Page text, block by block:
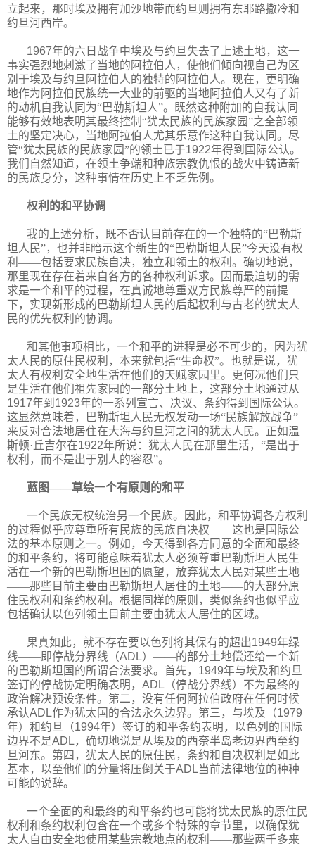
立起来，那时埃及拥有加沙地带而约旦则拥有东耶路撒冷和
约旦河西岸。
1967年的六日战争中埃及与约旦失去了上述土地，这一
事实强烈地刺激了当地的阿拉伯人，使他们倾向视自己为区
别于埃及与约旦阿拉伯人的独特的阿拉伯人。现在，更明确
地作为阿拉伯民族统一大业的前驱的当地阿拉伯人又有了新
的动机自我认同为“巴勒斯坦人”。既然这种附加的自我认同
能够有效地表明其最终控制“犹太民族的民族家园”之全部领
土的坚定决心，当地阿拉伯人尤其乐意作这种自我认同。尽
管“犹太民族的民族家园”的领土已于1922年得到国际公认。
我们自然知道，在领土争端和种族宗教仇恨的战火中铸造新
的民族身分，这种事情在历史上不乏先例。
权利的和平协调
我的上述分析，既不否认目前存在的一个独特的“巴勒斯
坦人民”，也并非暗示这个新生的“巴勒斯坦人民”今天没有权
利——包括要求民族自决，独立和领土的权利。确切地说，
那里现在存在着来自各方的各种权利诉求。因而最迫切的需
求是一个和平的过程，在真诚地尊重双方民族尊严的前提
下，实现新形成的巴勒斯坦人民的后起权利与古老的犹太人
民的优先权利的协调。
和其他事项相比，一个和平的进程是必不可少的，因为犹
太人民的原住民权利，本来就包括“生命权”。也就是说，犹
太人有权利安全地生活在他们的天赋家园里。更何况他们只
是生活在他们祖先家园的一部分土地上，这部分土地通过从
1917年到 1923年的一系列宣言、决议、条约得到国际公认。
这显然意味着，巴勒斯坦人民无权发动一场“民族解放战争”
来反对合法地居住在大海与约旦河之间的犹太人民。正如温
斯顿·丘吉尔在1922年所说：犹太人民在那里生活，“是出于
权利，而不是出于别人的容忍”。
蓝图——草绘一个有原则的和平
一个民族无权统治另一个民族。因此，和平协调各方权利
的过程似乎应尊重所有民族的民族自决权——这也是国际公
法的基本原则之一。例如，今天得到各方同意的全面和最终
的和平条约，将可能意味着犹太人必须尊重巴勒斯坦人民生
活在一个新的巴勒斯坦国的愿望，放弃犹太人民对某些土地
——那些目前主要由巴勒斯坦人居住的土地——的大部分原
住民权利和条约权利。根据同样的原则，类似条约也似乎应
包括确认以色列领土目前主要由犹太人居住的区域。
果真如此，就不存在要以色列将其保有的超出1949年绿
线——即停战分界线（ADL）——的部分土地偿还给一个新
的巴勒斯坦国的所谓合法要求。首先， 1949年与埃及和约旦
签订的停战协定明确表明， ADL （停战分界线）不为最终的
政治解决预设条件。第二，没有任何阿拉伯政府在任何时候
承认ADL作为犹太国的合法永久边界。第三，与埃及（1979
年）和约旦（1994年）签订的和平条约表明，以色列的国际
边界不是ADL，确切地说是从埃及的西奈半岛老边界西至约
旦河东。第四，犹太人民的原住民，条约和自决权利是如此
基本，以至他们的分量将压倒关于ADL当前法律地位的种种
可能的说辞。
一个全面的和最终的和平条约也可能将犹太民族的原住民
权利和条约权利包含在一个或多个特殊的章节里，以确保犹
太人 自由安全地使用某些宗教地点的权利——那些两千多来